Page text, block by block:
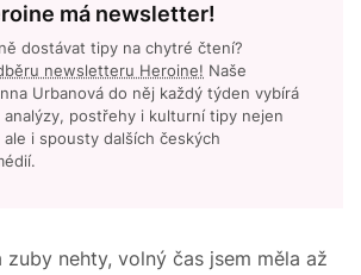
má newsletter!
dostávat tipy na chytré čtení?
newsletteru Heroine! Naše
Urbanová do něj každý týden vybírá
analýzy, postřehy i kulturní tipy nejen
i spousty dalších českých
zuby nehty, volný čas jsem měla až